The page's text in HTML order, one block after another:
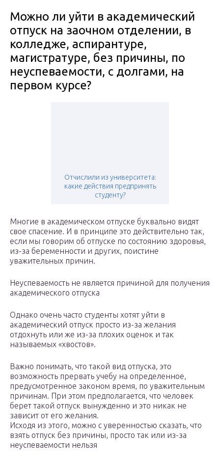
Можно ли уйти в академический
отпуск на заочном отделении, в
колледже, аспирантуре,
магистратуре, без причины, по
неуспеваемости, с долгами, на
первом курсе?
Отчислили из университета:
какие действия предпринять
студенту?
Многие в академическом отпуске буквально видят
свое спасение. И в принципе это действительно так,
если мы говорим об отпуске по состоянию здоровья,
из-за беременности и других, поистине
уважительных причин.
Неуспеваемость не является причиной для получения
академического отпуска
Однако очень часто студенты хотят уйти в
академический отпуск просто из-за желания
отдохнуть или же из-за плохих оценок и так
называемых «хвостов».
Важно понимать, что такой вид отпуска, это
возможность прервать учебу на определенное,
предусмотренное законом время, по уважительным
причинам. При этом предполагается, что человек
берет такой отпуск вынужденно и это никак не
зависит от его желания.
Исходя из этого, можно с уверенностью сказать, что
взять отпуск без причины, просто так или из-за
неуспеваемости нельзя